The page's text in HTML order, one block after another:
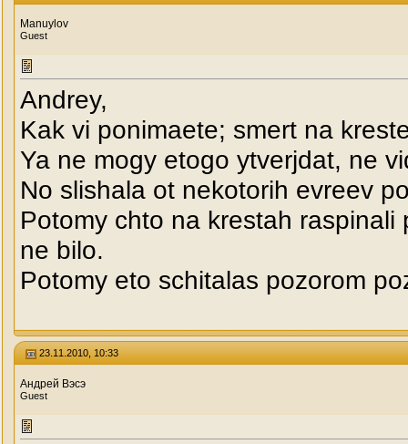
Manuylov
Guest
Andrey,
Kak vi ponimaete; smert na
Ya ne mogy etogo ytverjdat, ne
No slishala ot nekotorih evreev
Potomy chto na krestah
ne bilo.
Potomy eto schitalas pozorom
23.11.2010, 10:33
Андрей Вэсэ
Guest